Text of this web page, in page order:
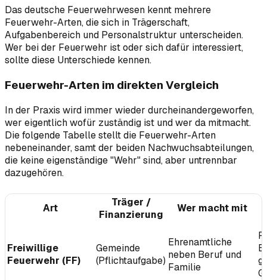
Das deutsche Feuerwehrwesen kennt mehrere
Feuerwehr-Arten, die sich in Trägerschaft,
Aufgabenbereich und Personalstruktur unterscheiden.
Wer bei der Feuerwehr ist oder sich dafür interessiert,
sollte diese Unterschiede kennen.
Feuerwehr-Arten im direkten Vergleich
In der Praxis wird immer wieder durcheinandergeworfen,
wer eigentlich wofür zuständig ist und wer da mitmacht.
Die folgende Tabelle stellt die Feuerwehr-Arten
nebeneinander, samt der beiden Nachwuchsabteilungen,
die keine eigenständige "Wehr" sind, aber untrennbar
dazugehören.
Art
Träger /
Finanzierung
Wer macht mit
Freiwillige
Feuerwehr (FF)
Gemeinde
(Pflichtaufgabe)
Ehrenamtliche
neben Beruf und
Familie